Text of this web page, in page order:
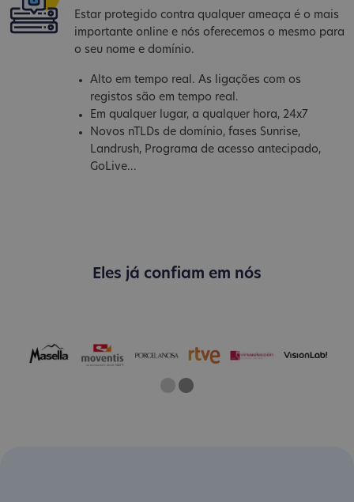
Estar protegido contra qualquer ameaça é o mais
importante online e nós oferecemos o mesmo para
o seu nome e domínio.
Alto em tempo real. As ligações com os
registos são em tempo real.
Em qualquer lugar, a qualquer hora, 24x7
Novos nTLDs de domínio, fases Sunrise,
Landrush, Programa de acesso antecipado,
GoLive...
Eles já confiam em nós
OneTwo
Current Slide